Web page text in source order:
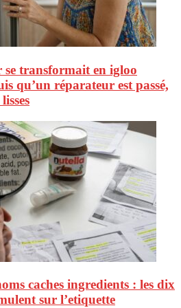
se transformait en igloo
qu’un réparateur est passé,
caches ingredients : les dix
sur l’etiquette